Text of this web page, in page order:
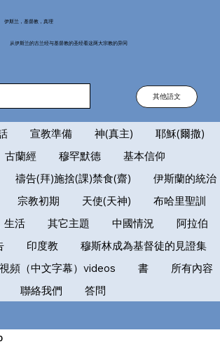
伊斯兰，基督教，真理
从伊斯兰的古兰经与基督教的圣经看这两大宗教的异同
其他語文
宣教準備 神(真主)
耶穌(爾撒)
古蘭經 穆罕默德
基本信仰
禱告(拜)施捨(課)禁食(齋)
伊斯蘭的統治
宗教初期 天使(天神)
布哈里聖訓
生活 其它主題 中國情況
阿拉伯
印度教
穆斯林成為基督徒的見證集
視頻（中文字幕）videos 書
所有內容
聯絡我們
答問